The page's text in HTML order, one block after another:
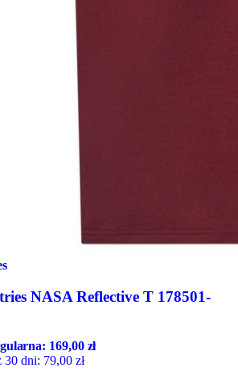
NASA Reflective T 178501-
169,00 zł
30 dni: 79,00 zł